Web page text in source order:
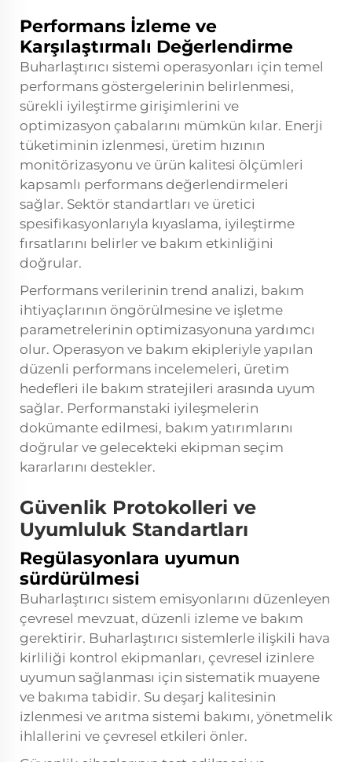
Performans İzleme ve
Karşılaştırmalı Değerlendirme
Buharlaştırıcı sistemi operasyonları için temel
performans göstergelerinin belirlenmesi,
sürekli iyileştirme girişimlerini ve
optimizasyon çabalarını mümkün kılar. Enerji
tüketiminin izlenmesi, üretim hızının
monitörizasyonu ve ürün kalitesi ölçümleri
kapsamlı performans değerlendirmeleri
sağlar. Sektör standartları ve üretici
spesifikasyonlarıyla kıyaslama, iyileştirme
fırsatlarını belirler ve bakım etkinliğini
doğrular.
Performans verilerinin trend analizi, bakım
ihtiyaçlarının öngörülmesine ve işletme
parametrelerinin optimizasyonuna yardımcı
olur. Operasyon ve bakım ekipleriyle yapılan
düzenli performans incelemeleri, üretim
hedefleri ile bakım stratejileri arasında uyum
sağlar. Performanstaki iyileşmelerin
dokümante edilmesi, bakım yatırımlarını
doğrular ve gelecekteki ekipman seçim
kararlarını destekler.
Güvenlik Protokolleri ve
Uyumluluk Standartları
Regülasyonlara uyumun
sürdürülmesi
Buharlaştırıcı sistem emisyonlarını düzenleyen
çevresel mevzuat, düzenli izleme ve bakım
gerektirir. Buharlaştırıcı sistemlerle ilişkili hava
kirliliği kontrol ekipmanları, çevresel izinlere
uyumun sağlanması için sistematik muayene
ve bakıma tabidir. Su deşarj kalitesinin
izlenmesi ve arıtma sistemi bakımı, yönetmelik
ihlallerini ve çevresel etkileri önler.